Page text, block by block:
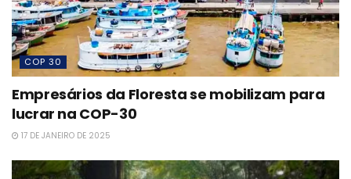
COP 30
Empresários da Floresta se mobilizam para
lucrar na COP-30
17 DE JANEIRO DE 2025